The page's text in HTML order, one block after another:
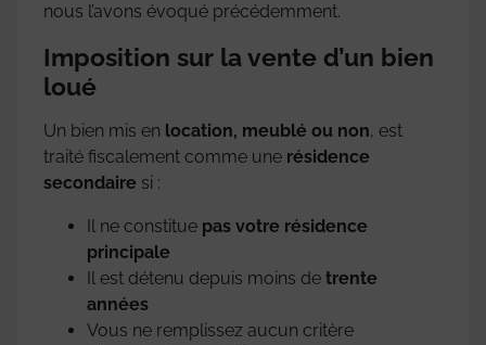
nous l’avons évoqué précédemment.
Imposition sur la vente d’un bien
loué
Un bien mis en location, meublé ou non, est
traité fiscalement comme une résidence
secondaire si :
Il ne constitue pas votre résidence
principale
Il est détenu depuis moins de trente
années
Vous ne remplissez aucun critère